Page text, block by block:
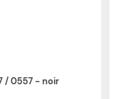
/ 0557 - noir